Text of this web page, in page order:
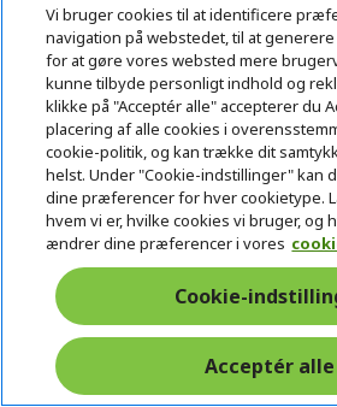
Ref. NH.QYKED.003
Få en GRATIS overraskelse
denne pc til
Skynd dig! Koden MYSTERY
01
Dage
21
Timer
46
Windows 11 Home
AMD Ryzen AI 9 365
45,7 cm (18") WQXGA (2560 x
165 Hz
Vi bruger cookies til at identificere
navigation på webstedet, til at
for at gøre vores websted mere
kunne tilbyde personligt indhold og
klikke på "Acceptér alle" accepterer du
placering af alle cookies i
cookie-politik, og kan trække dit
helst. Under "Cookie-indstillinger" kan
dine præferencer for hver cookietype.
hvem vi er, hvilke cookies vi bruger, og
ændrer dine præferencer i vores
Cookie-
Acceptér alle